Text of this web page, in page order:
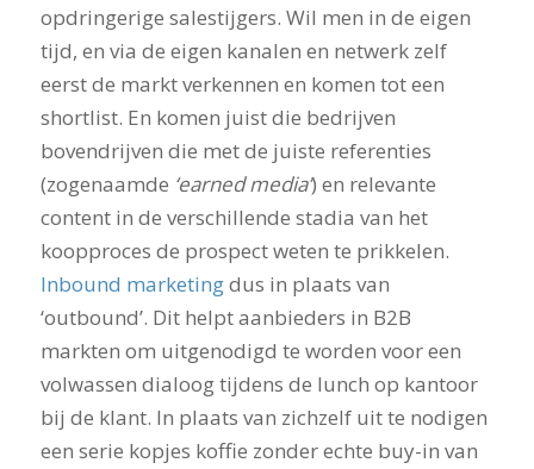
opdringerige salestijgers. Wil men in de eigen
tijd, en via de eigen kanalen en netwerk zelf
eerst de markt verkennen en komen tot een
shortlist. En komen juist die bedrijven
bovendrijven die met de juiste referenties
(zogenaamde ‘earned media’) en relevante
content in de verschillende stadia van het
koopproces de prospect weten te prikkelen.
Inbound marketingdus in plaats van
‘outbound’. Dit helpt aanbieders in B2B
markten om uitgenodigd te worden voor een
volwassen dialoog tijdens de lunch op kantoor
bij de klant. In plaats van zichzelf uit te nodigen
een serie kopjes koffie zonder echte buy-in van